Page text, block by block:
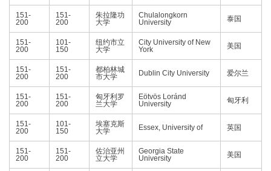
151-
200
151-
200
朱拉隆功
大学
Chulalongkorn
University
泰国
151-
200
101-
150
纽约市立
大学
City University of New
York
美国
151-
200
151-
200
都柏林城
市大学
Dublin City University 爱尔兰
151-
200
151-
200
匈牙利罗
兰大学
Eötvös Loránd
University
匈牙利
151-
200
101-
150
埃塞克斯
大学
Essex, University of 英国
151-
200
151-
200
佐治亚州
立大学
Georgia State
University
美国